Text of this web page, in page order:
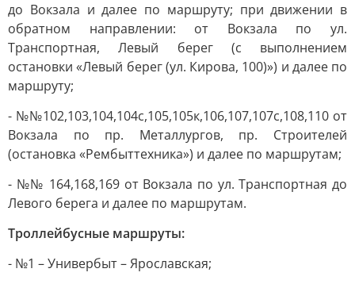
до Вокзала и далее по маршруту; при движении в
обратном направлении: от Вокзала по ул.
Транспортная, Левый берег (с выполнением
остановки «Левый берег (ул. Кирова, 100)») и далее по
маршруту;
- №№102,103,104,104с,105,105к,106,107,107с,108,110 от
Вокзала по пр. Металлургов, пр. Строителей
(остановка «Рембыттехника») и далее по маршрутам;
- №№ 164,168,169 от Вокзала по ул. Транспортная до
Левого берега и далее по маршрутам.
Троллейбусные маршруты:
- №1 – Универбыт – Ярославская;